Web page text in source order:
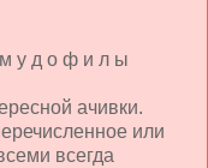
у д о ф и л ы
ачивки.
или
всегда